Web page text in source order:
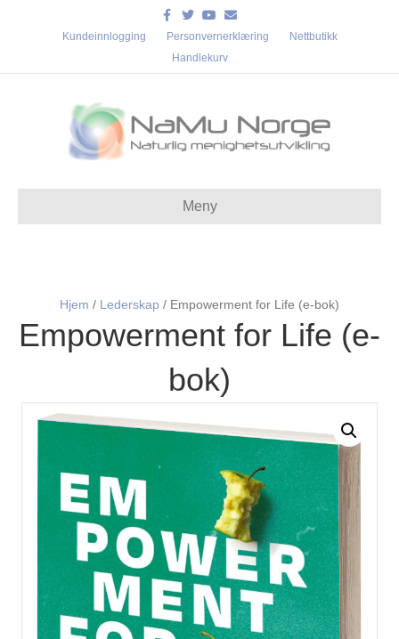
Facebook
TwitterYoutube
Email
Kundeinnlogging Personvernerklæring
Nettbutikk
Handlekurv
Meny
Hjem / Lederskap / Empowerment for Life (e-bok)
Empowerment for Life (e-
bok)